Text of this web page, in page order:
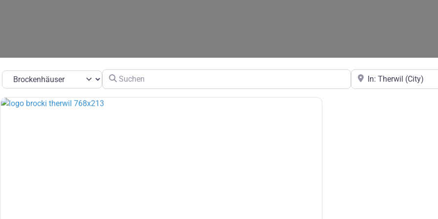
Suchtyp auswählen Suchen in der Nähe